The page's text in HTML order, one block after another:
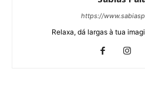
https://
Relaxa, dá largas à tua